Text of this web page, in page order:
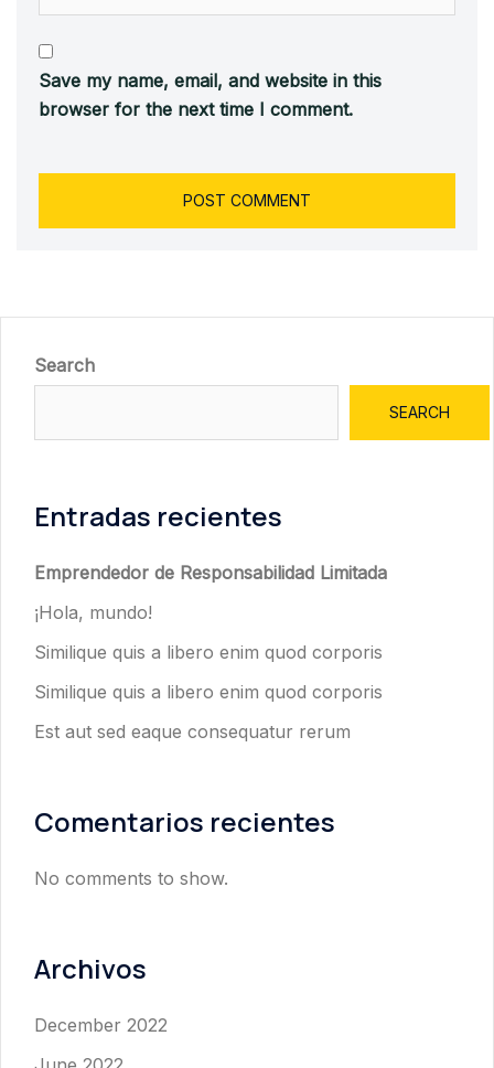
Save my name, email, and website in this
browser for the next time I comment.
Search
SEARCH
Entradas recientes
Emprendedor de Responsabilidad Limitada
¡Hola, mundo!
Similique quis a libero enim quod corporis
Similique quis a libero enim quod corporis
Est aut sed eaque consequatur rerum
Comentarios recientes
No comments to show.
Archivos
December 2022